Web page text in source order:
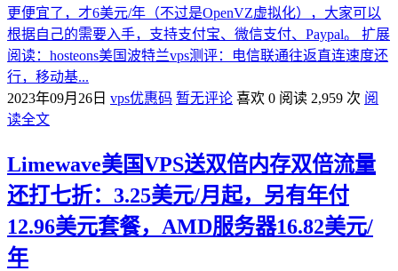
更便宜了，才6美元/年（不过是OpenVZ虚拟化），大家可以
根据自己的需要入手，支持支付宝、微信支付、Paypal。 扩展
阅读：hosteons美国波特兰vps测评：电信联通往返直连速度还
行，移动基...
2023年09月26日 vps优惠码 暂无评论 喜欢 0 阅读 2,959 次 阅
读全文
Limewave美国VPS送双倍内存双倍流量
还打七折：3.25美元/月起，另有年付
12.96美元套餐，AMD服务器16.82美元/
年